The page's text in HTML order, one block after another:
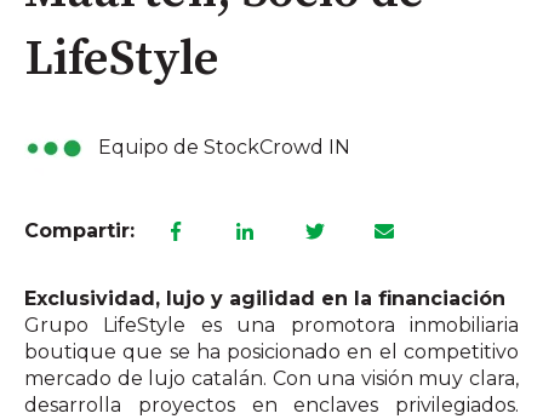
LifeStyle
Equipo de StockCrowd IN
Compartir:
Exclusividad, lujo y agilidad en la financiación
Grupo LifeStyle es una promotora inmobiliaria
boutique que se ha posicionado en el competitivo
mercado de lujo catalán. Con una visión muy clara,
desarrolla proyectos en enclaves privilegiados.